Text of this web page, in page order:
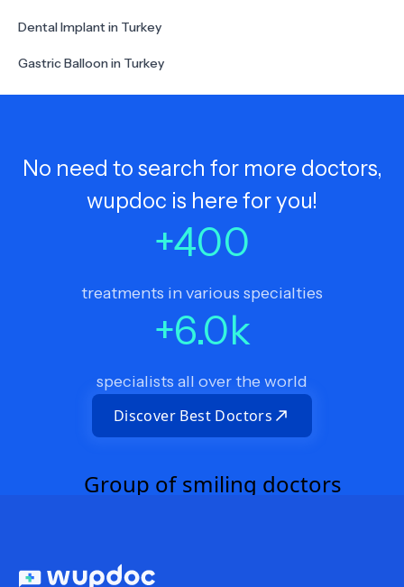
Dental Implant in Turkey
Gastric Balloon in Turkey
No need to search for more doctors,
wupdoc is here for you!
+400
treatments in various specialties
+6.0k
specialists all over the world
Discover Best Doctors